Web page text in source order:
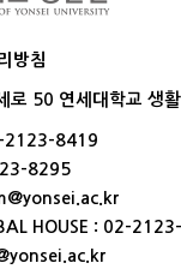
방침
로 50 연세대학교 생
2123-8419
8295
HOUSE : 02-